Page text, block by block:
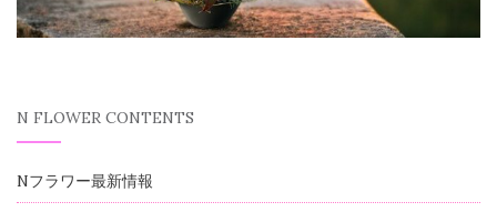
N FLOWER CONTENTS
Nフラワー最新情報